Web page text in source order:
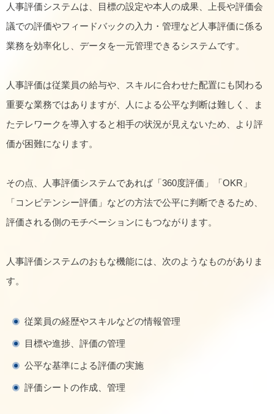
人事評価システムは、目標の設定や本人の成果、上長や評価会
議での評価やフィードバックの入力・管理など人事評価に係る
業務を効率化し、データを一元管理できるシステムです。
人事評価は従業員の給与や、スキルに合わせた配置にも関わる
重要な業務ではありますが、人による公平な判断は難しく、ま
たテレワークを導入すると相手の状況が見えないため、より評
価が困難になります。
その点、人事評価システムであれば「360度評価」「OKR」
「コンピテンシー評価」などの方法で公平に判断できるため、
評価される側のモチベーションにもつながります。
人事評価システムのおもな機能には、次のようなものがありま
す。
従業員の経歴やスキルなどの情報管理
目標や進捗、評価の管理
公平な基準による評価の実施
評価シートの作成、管理